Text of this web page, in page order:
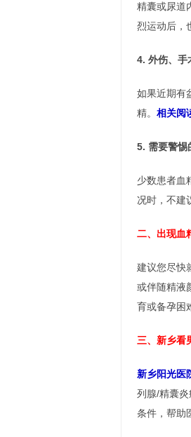
精囊或尿道
烈运动后，
4. 外伤、手
如果近期有
精。 相关阅
5. 需要警惕
少数患者血
况时，不建
二、出现血
建议您尽快
或伴随精液
育或备孕困
三、新乡看
新乡阳光医
列腺/精囊
条件，帮助